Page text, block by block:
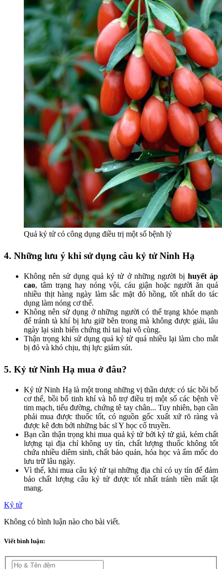
Quả kỷ tử có công dụng điều trị một số bệnh lý
4. Những lưu ý khi sử dụng câu kỷ tử Ninh Hạ
Không nên sử dụng quả kỷ tử ở những người bị huyết áp
cao, tâm trạng hay nóng vội, cáu giận hoặc người ăn quá
nhiều thịt hàng ngày làm sắc mặt đỏ hồng, tốt nhất do tác
dụng làm nóng cơ thể.
Không nên sử dụng ở những người có thể trạng khỏe mạnh
để tránh tà khí bị lưu giữ bên trong mà không được giải, lâu
ngày lại sinh biến chứng thì tai hại vô cùng.
Thận trọng khi sử dụng quả kỷ tử quá nhiều lại làm cho mắt
bị đỏ và khó chịu, thị lực giảm sút.
5. Kỷ tử Ninh Hạ mua ở đâu?
Kỷ tử Ninh Hạ là một trong những vị thần dược có tác bồi bổ
cơ thể, bồi bổ tinh khí và hỗ trợ điều trị một số các bệnh về
tim mạch, tiểu đường, chứng tê tay chân... Tuy nhiên, bạn cần
phải mua được thuốc tốt, có nguồn gốc xuất xứ rõ ràng và
được kê đơn bởi những bác sĩ Y học cổ truyền.
Bạn cần thận trọng khi mua quả kỷ tử bởi kỷ tử giả, kém chất
lượng tại địa chỉ không uy tín, chất lượng thuốc không tốt
chứa nhiều diêm sinh, chất bảo quản, hóa học và ẩm mốc do
lưu trữ lâu ngày.
Vì thế, khi mua câu kỷ tử tại những địa chỉ có uy tín để đảm
bảo chất lượng câu kỷ tử được tốt nhất tránh tiền mất tật
mang.
Kỷ tử
Không có bình luận nào cho bài viết.
Viết bình luận: